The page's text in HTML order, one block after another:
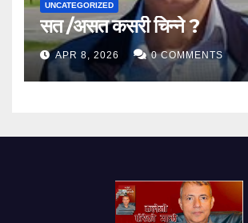
UNCATEGORIZED
सत /असत कसरी चिन्ने ?
APR 8, 2026 0 COMMENTS